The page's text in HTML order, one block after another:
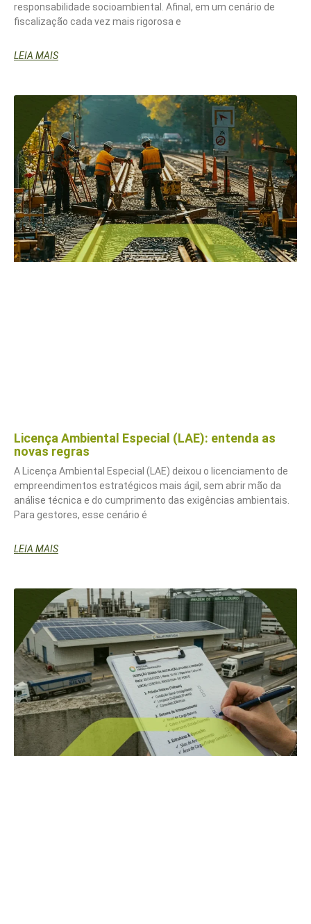
responsabilidade socioambiental. Afinal, em um cenário de
fiscalização cada vez mais rigorosa e
LEIA MAIS
Licença Ambiental Especial (LAE): entenda as
novas regras
A Licença Ambiental Especial (LAE) deixou o licenciamento de
empreendimentos estratégicos mais ágil, sem abrir mão da
análise técnica e do cumprimento das exigências ambientais.
Para gestores, esse cenário é
LEIA MAIS